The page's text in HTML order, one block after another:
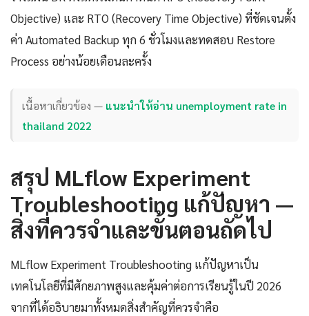
Objective) และ RTO (Recovery Time Objective) ที่ชัดเจนตั้ง
ค่า Automated Backup ทุก 6 ชั่วโมงและทดสอบ Restore
Process อย่างน้อยเดือนละครั้ง
เนื้อหาเกี่ยวข้อง — แนะนำให้อ่าน unemployment rate in
thailand 2022
สรุป MLflow Experiment
Troubleshooting แก้ปัญหา —
สิ่งที่ควรจำและขั้นตอนถัดไป
MLflow Experiment Troubleshooting แก้ปัญหาเป็น
เทคโนโลยีที่มีศักยภาพสูงและคุ้มค่าต่อการเรียนรู้ในปี 2026
จากที่ได้อธิบายมาทั้งหมดสิ่งสำคัญที่ควรจำคือ